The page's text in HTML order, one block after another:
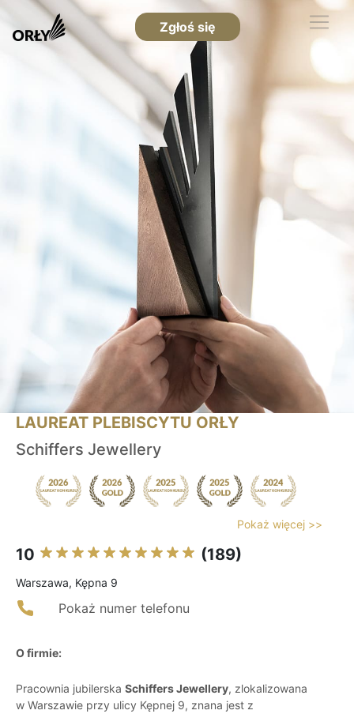
Zgłoś się
LAUREAT PLEBISCYTU ORŁY
Schiffers Jewellery
Pokaż więcej >>
10 (189)
Warszawa, Kępna 9
Pokaż numer telefonu
O firmie:
Pracownia jubilerska Schiffers Jewellery, zlokalizowana
w Warszawie przy ulicy Kępnej 9, znana jest z